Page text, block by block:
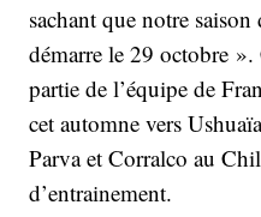
sachant que notre
démarre le 29 octobre ».
partie de l’équipe de
cet automne vers
Parva et Corralco au
d’entrainement.